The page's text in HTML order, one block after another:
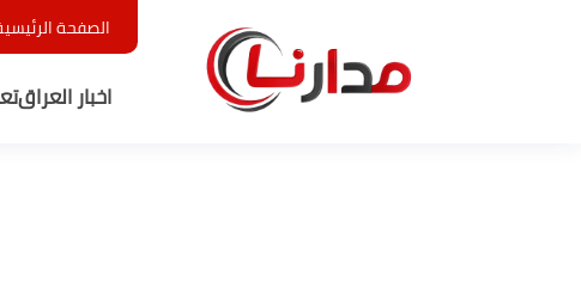
الصفحة
اخبار العراق